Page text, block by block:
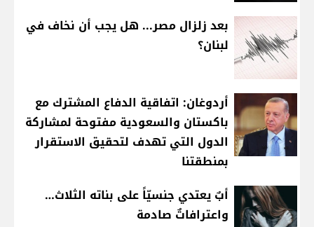
بعد زلزال مصر... هل يجب أن نخاف في
لبنان؟
أردوغان: اتفاقية الدفاع المشترك مع
باكستان والسعودية مفتوحة لمشاركة
الدول التي تهدف لتحقيق الاستقرار
بمنطقتنا
أبٌ يعتدي جنسيّاً على بناته الثلاث…
واعترافاتٌ صادمة